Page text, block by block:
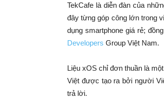
TekCafe là diễn đàn của
đây từng góp công lớn trong
dụng smartphone giá rẻ;
Developers Group Việt Nam.
Liệu xOS chỉ đơn thuần là
Việt được tạo ra bởi người
trả lời.